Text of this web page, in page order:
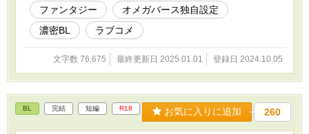
ファンタジー
オメガバース独自設定
濃密BL
ラブコメ
文字数 76,675 最終更新日 2025.01.01 登録日 2024.10.05
BL 完結 短編 R18 お気に入りに追加 260